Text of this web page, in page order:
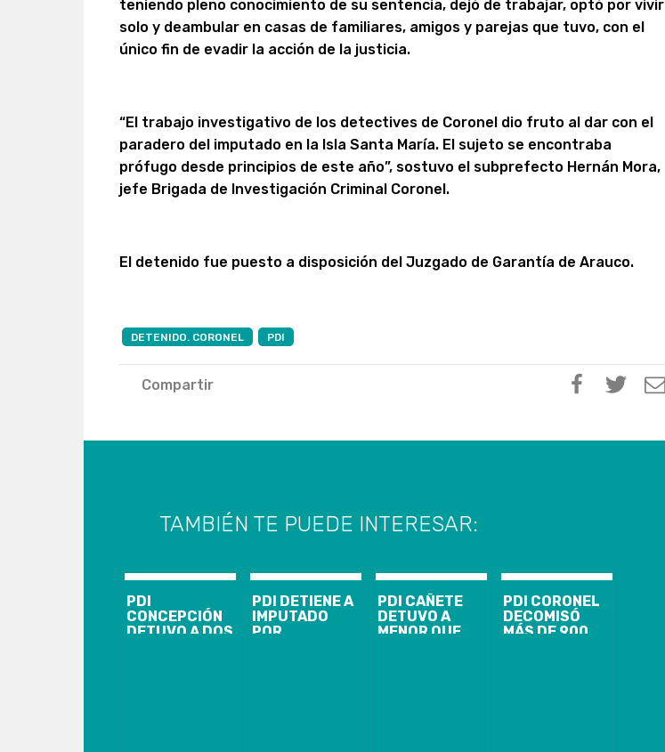
teniendo pleno conocimiento de su sentencia, dejó de trabajar, optó por vivir
solo y deambular en casas de familiares, amigos y parejas que tuvo, con el
único fin de evadir la acción de la justicia.
“El trabajo investigativo de los detectives de Coronel dio fruto al dar con el
paradero del imputado en la Isla Santa María. El sujeto se encontraba
prófugo desde principios de este año”, sostuvo el subprefecto Hernán Mora,
jefe Brigada de Investigación Criminal Coronel.
El detenido fue puesto a disposición del Juzgado de Garantía de Arauco.
DETENIDO. CORONEL PDI
Compartir
TAMBIÉN TE PUEDE INTERESAR:
PDI
CONCEPCIÓN
DETUVO A DOS
PDI DETIENE A
IMPUTADO
POR
PDI CAÑETE
DETUVO A
MENOR QUE
PDI CORONEL
DECOMISÓ
MÁS DE 900